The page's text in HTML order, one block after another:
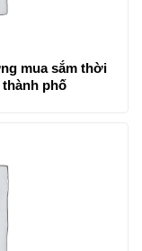
mua sắm thời
phố